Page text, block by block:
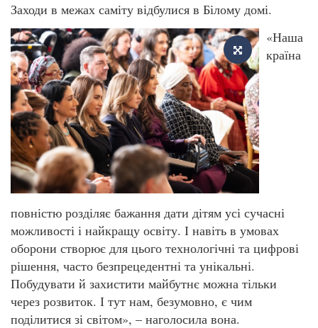
Заходи в межах саміту відбулися в Білому домі.
«Наша
країна
повністю розділяє бажання дати дітям усі сучасні
можливості і найкращу освіту. І навіть в умовах
оборони створює для цього технологічні та цифрові
рішення, часто безпрецедентні та унікальні.
Побудувати й захистити майбутнє можна тільки
через розвиток. І тут нам, безумовно, є чим
поділитися зі світом», – наголосила вона.